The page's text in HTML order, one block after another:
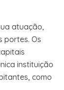
atuação,
portes. Os
instituição
como